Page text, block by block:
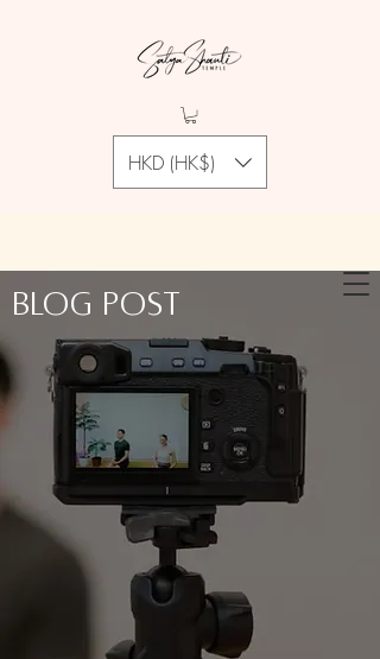
HKD (HK$)
Blog Post